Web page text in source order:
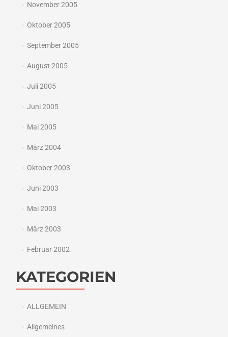
November 2005
Oktober 2005
September 2005
August 2005
Juli 2005
Juni 2005
Mai 2005
März 2004
Oktober 2003
Juni 2003
Mai 2003
März 2003
Februar 2002
KATEGORIEN
ALLGEMEIN
Allgemeines